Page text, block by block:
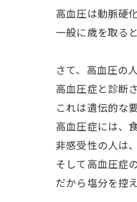
高血圧は動脈硬
一般に歳を取る
さて、高血圧の
高血圧症と診断
これは遺伝的な
高血圧症には、
非感受性の人は
そして高血圧症
だから塩分を控